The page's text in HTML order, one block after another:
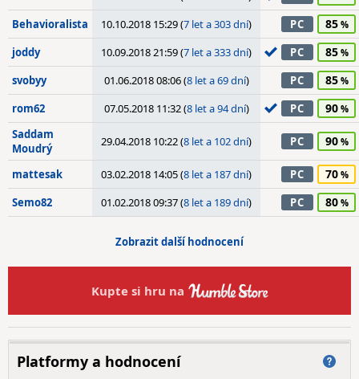
Behavioralista 10.10.2018 15:29 (7 let a 303 dní) PC 85
joddy 10.09.2018 21:59 (7 let a 333 dní) PC 85
svobyy 01.06.2018 08:06 (8 let a 69 dní) PC 85
rom62 07.05.2018 11:32 (8 let a 94 dní) PC 90
Saddam
Moudrý
29.04.2018 10:22 (8 let a 102 dní) PC 90
mattesak 03.02.2018 14:05 (8 let a 187 dní) PC 70
Semo82 01.02.2018 09:37 (8 let a 189 dní) PC 80
Zobrazit další hodnocení
Kupte si hru na
Platformy a hodnocení